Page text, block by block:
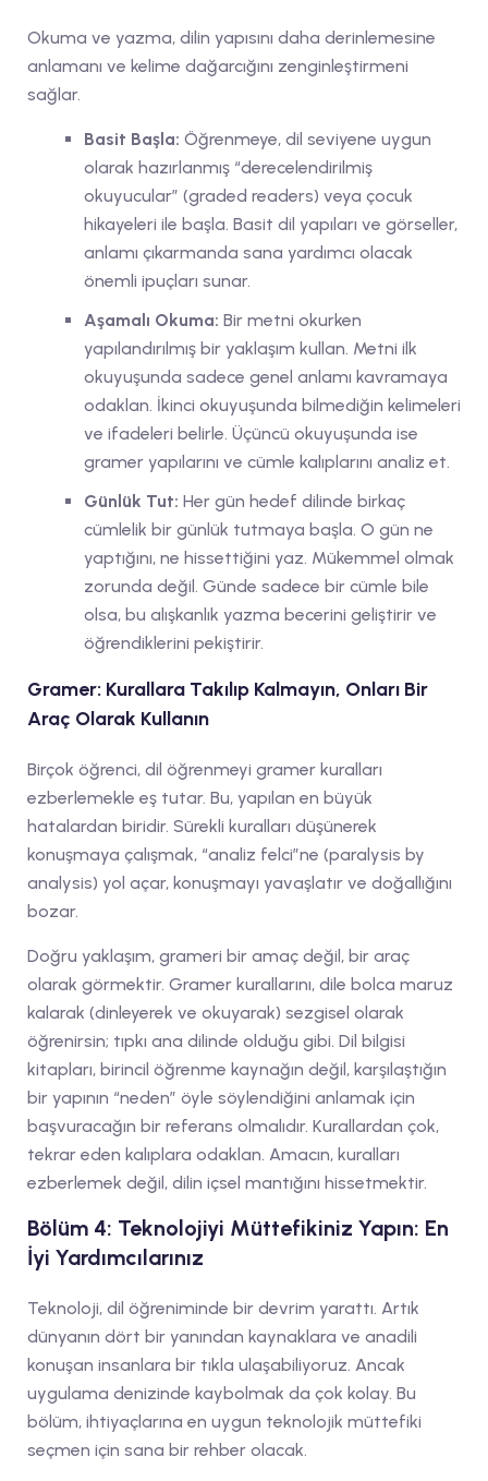
Okuma ve yazma, dilin yapısını daha derinlemesine
anlamanı ve kelime dağarcığını zenginleştirmeni
sağlar.
Basit Başla: Öğrenmeye, dil seviyene uygun
olarak hazırlanmış “derecelendirilmiş
okuyucular” (graded readers) veya çocuk
hikayeleri ile başla. Basit dil yapıları ve görseller,
anlamı çıkarmanda sana yardımcı olacak
önemli ipuçları sunar.
Aşamalı Okuma: Bir metni okurken
yapılandırılmış bir yaklaşım kullan. Metni ilk
okuyuşunda sadece genel anlamı kavramaya
odaklan. İkinci okuyuşunda bilmediğin kelimeleri
ve ifadeleri belirle. Üçüncü okuyuşunda ise
gramer yapılarını ve cümle kalıplarını analiz et.
Günlük Tut: Her gün hedef dilinde birkaç
cümlelik bir günlük tutmaya başla. O gün ne
yaptığını, ne hissettiğini yaz. Mükemmel olmak
zorunda değil. Günde sadece bir cümle bile
olsa, bu alışkanlık yazma becerini geliştirir ve
öğrendiklerini pekiştirir.
Gramer: Kurallara Takılıp Kalmayın, Onları Bir
Araç Olarak Kullanın
Birçok öğrenci, dil öğrenmeyi gramer kuralları
ezberlemekle eş tutar. Bu, yapılan en büyük
hatalardan biridir. Sürekli kuralları düşünerek
konuşmaya çalışmak, “analiz felci”ne (paralysis by
analysis) yol açar, konuşmayı yavaşlatır ve doğallığını
bozar.
Doğru yaklaşım, grameri bir amaç değil, bir araç
olarak görmektir. Gramer kurallarını, dile bolca maruz
kalarak (dinleyerek ve okuyarak) sezgisel olarak
öğrenirsin; tıpkı ana dilinde olduğu gibi. Dil bilgisi
kitapları, birincil öğrenme kaynağın değil, karşılaştığın
bir yapının “neden” öyle söylendiğini anlamak için
başvuracağın bir referans olmalıdır. Kurallardan çok,
tekrar eden kalıplara odaklan. Amacın, kuralları
ezberlemek değil, dilin içsel mantığını hissetmektir.
Bölüm 4: Teknolojiyi Müttefikiniz Yapın: En
İyi Yardımcılarınız
Teknoloji, dil öğreniminde bir devrim yarattı. Artık
dünyanın dört bir yanından kaynaklara ve anadili
konuşan insanlara bir tıkla ulaşabiliyoruz. Ancak
uygulama denizinde kaybolmak da çok kolay. Bu
bölüm, ihtiyaçlarına en uygun teknolojik müttefiki
seçmen için sana bir rehber olacak.